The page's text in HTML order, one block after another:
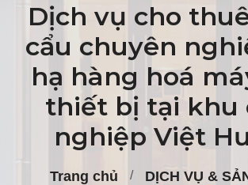
Dịch vụ cho
cẩu chuyên
hạ hàng hoá
thiết bị tại khu
nghiệp Việt
Trang chủ
DỊCH VỤ &